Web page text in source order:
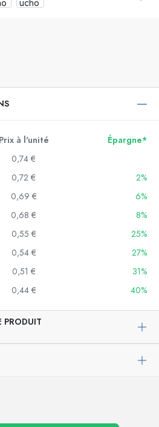
Prix à l'unité
Épargne*
0,74 €
0,72 €
2%
0,69 €
6%
0,68 €
8%
0,55 €
25%
0,54 €
27%
0,51 €
31%
0,44 € 40%
PRODUIT